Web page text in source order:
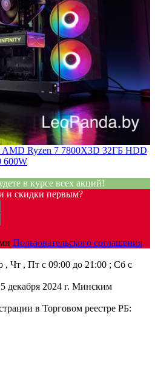
Ryzen 7 7800X3D 32ГБ HDD
600W
в курсе всех акций!
и скидки первым?
Пользовательского соглашения
Чт , Пт c 09:00 до 21:00 ; Сб c
декабря 2024 г. Минским
в Торговом реестре РБ: